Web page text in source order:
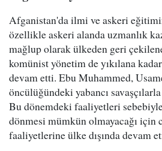
Afganistan'da ilmi ve askeri
özellikle askeri alanda uzmanlık
mağlup olarak ülkeden geri
komünist yönetim de yıkılana
devam etti. Ebu Muhammed,
öncülüğündeki yabancı
Bu dönemdeki faaliyetleri
dönmesi mümkün olmayacağı için
faaliyetlerine ülke dışında devam